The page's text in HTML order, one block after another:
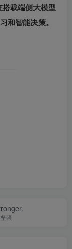
载端侧大模型
和智能决策。
强